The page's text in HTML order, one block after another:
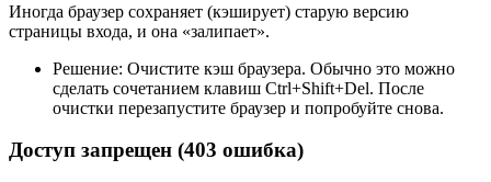
Иногда браузер сохраняет (кэширует) старую версию
страницы входа, и она «залипает».
Решение: Очистите кэш браузера. Обычно это можно
сделать сочетанием клавиш Ctrl+Shift+Del. После
очистки перезапустите браузер и попробуйте снова.
Доступ запрещен (403 ошибка)